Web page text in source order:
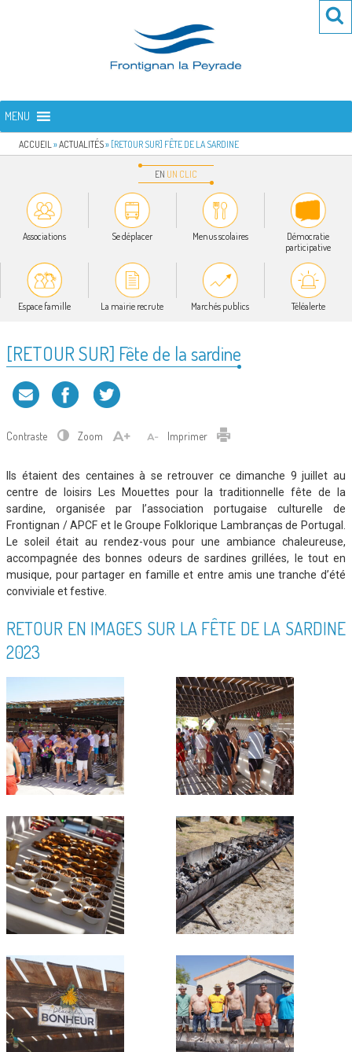
FRONTIGNAN LA PEYRADE
MENU
ACCUEIL »ACTUALITÉS» [RETOUR SUR] FÊTE DE LA SARDINE
EN UN CLIC
Associations Se déplacer Menus scolaires
Démocratie
participative
Espace famille La mairie recrute Marchés publics Téléalerte
[RETOUR SUR] Fête de la sardine
Contraste Zoom Imprimer
Ils étaient des centaines à se retrouver ce dimanche 9 juillet au
centre de loisirs Les Mouettes pour la traditionnelle fête de la
sardine, organisée par l’association portugaise culturelle de
Frontignan / APCF et le Groupe Folklorique Lambranças de Portugal.
Le soleil était au rendez-vous pour une ambiance chaleureuse,
accompagnée des bonnes odeurs de sardines grillées, le tout en
musique, pour partager en famille et entre amis une tranche d’été
conviviale et festive.
RETOUR EN IMAGES SUR LA FÊTE DE LA SARDINE
2023